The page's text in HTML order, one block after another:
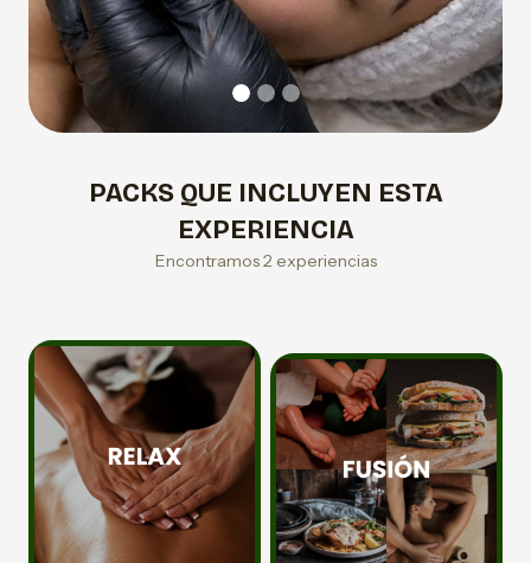
PACKS QUE INCLUYEN ESTA
EXPERIENCIA
Encontramos 2 experiencias